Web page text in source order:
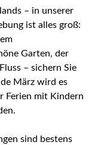
– in unserer
ist alles groß:
Garten, der
– sichern Sie
März wird es
Ferien mit Kindern
sind bestens